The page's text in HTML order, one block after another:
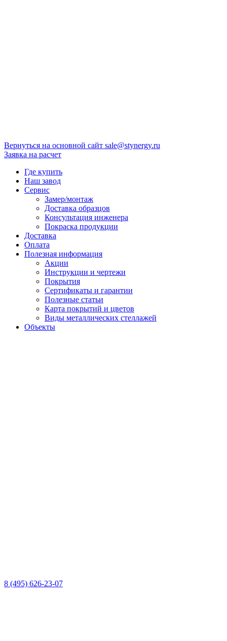
Вернуться на основной сайт sale@stynergy.ru
Заявка на расчет
Где купить
Наш завод
Сервис
Замер/монтаж
Доставка образцов
Консультация инженера
Покраска продукции
Доставка
Оплата
Полезная информация
Акции
Инструкции и чертежи
Покрытия
Сертификаты и гарантии
Полезные статьи
Карта покрытий и цветов
Виды металлических стеллажей
Объекты
8 (495) 626-23-07